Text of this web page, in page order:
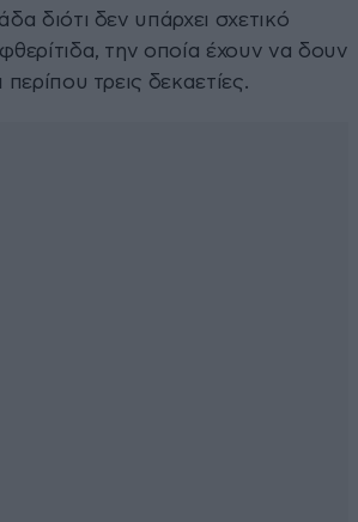
διότι δεν υπάρχει σχετικό
την οποία έχουν να δουν
περίπου τρεις δεκαετίες.